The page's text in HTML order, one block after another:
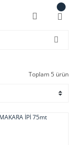
Toplam 5 ürün